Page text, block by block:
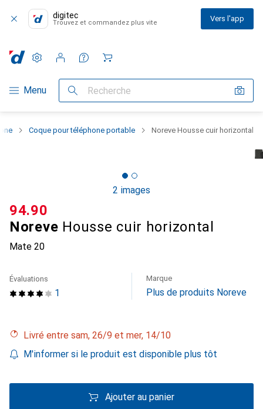
digitec
Trouvez et commandez plus vite Vers l'app
Navigation par catégorie
Menu Recherche
Paramètres
Compte client
Listes de comparaison
Listes d'envies
Panier
Coque pour téléphone portable Noreve Housse cuir horizontal
2 images
Noreve Housse cuir horizontal
Mate 20
CHF
94.90
1
Évaluations Marque
Plus de produits Noreve
Livré entre sam, 26/9 et mer, 14/10
M'informer si le produit est disponible plus tôt
Ajouter au panier